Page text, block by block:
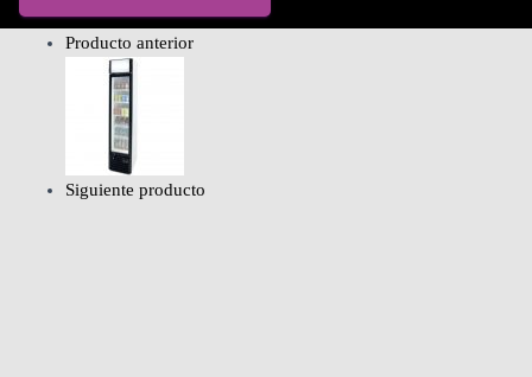
Producto anterior
Siguiente producto